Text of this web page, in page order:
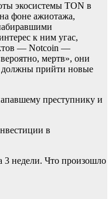
экосистемы TON в
фоне ажиотажа,
к ним угас,
— Notcoin —
мертв», они
должны прийти новые
преступнику и
в
3 недели. Что произошло